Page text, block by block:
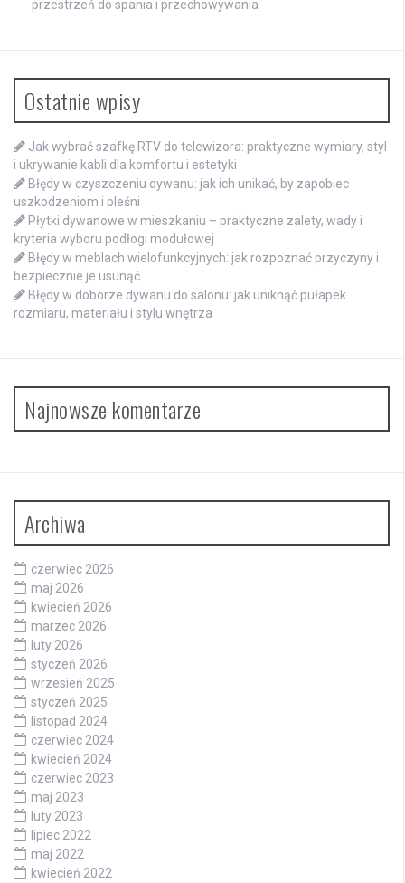
przestrzeń do spania i przechowywania
Ostatnie wpisy
Jak wybrać szafkę RTV do telewizora: praktyczne wymiary, styl
i ukrywanie kabli dla komfortu i estetyki
Błędy w czyszczeniu dywanu: jak ich unikać, by zapobiec
uszkodzeniom i pleśni
Płytki dywanowe w mieszkaniu – praktyczne zalety, wady i
kryteria wyboru podłogi modułowej
Błędy w meblach wielofunkcyjnych: jak rozpoznać przyczyny i
bezpiecznie je usunąć
Błędy w doborze dywanu do salonu: jak uniknąć pułapek
rozmiaru, materiału i stylu wnętrza
Najnowsze komentarze
Archiwa
czerwiec 2026
maj 2026
kwiecień 2026
marzec 2026
luty 2026
styczeń 2026
wrzesień 2025
styczeń 2025
listopad 2024
czerwiec 2024
kwiecień 2024
czerwiec 2023
maj 2023
luty 2023
lipiec 2022
maj 2022
kwiecień 2022